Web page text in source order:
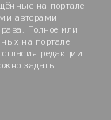
на портале
авторами
Полное или
на портале
редакции
задать